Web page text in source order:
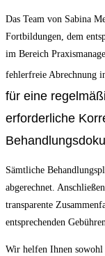
Das Team von Sabina
Fortbildungen, dem
im Bereich
fehlerfreie Abrechnung
für eine
erforderliche
Sämtliche
abgerechnet.
transparente
entsprechenden
Wir helfen Ihnen